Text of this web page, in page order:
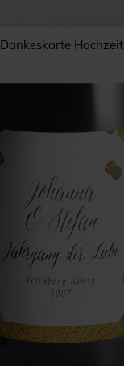
Dankeskarte Hochzeit